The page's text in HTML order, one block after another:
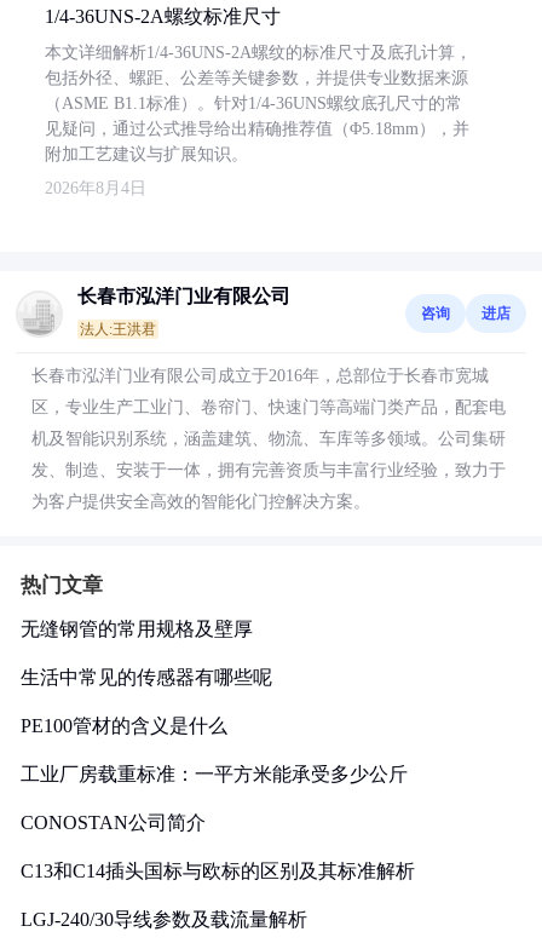
1/4-36UNS-2A螺纹标准尺寸
本文详细解析1/4-36UNS-2A螺纹的标准尺寸及底孔计算，
包括外径、螺距、公差等关键参数，并提供专业数据来源
（ASME B1.1标准）。针对1/4-36UNS螺纹底孔尺寸的常
见疑问，通过公式推导给出精确推荐值（Φ5.18mm），并
附加工艺建议与扩展知识。
2026年8月4日
长春市泓洋门业有限公司
法人:王洪君
咨询 进店
长春市泓洋门业有限公司成立于2016年，总部位于长春市宽城
区，专业生产工业门、卷帘门、快速门等高端门类产品，配套电
机及智能识别系统，涵盖建筑、物流、车库等多领域。公司集研
发、制造、安装于一体，拥有完善资质与丰富行业经验，致力于
为客户提供安全高效的智能化门控解决方案。
热门文章
无缝钢管的常用规格及壁厚
生活中常见的传感器有哪些呢
PE100管材的含义是什么
工业厂房载重标准：一平方米能承受多少公斤
CONOSTAN公司简介
C13和C14插头国标与欧标的区别及其标准解析
LGJ-240/30导线参数及载流量解析